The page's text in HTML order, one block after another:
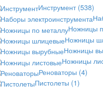
Инструмент (538)
Ножницы
Ножницы
Ножницы
Ножницы
Реноваторы (4)
Пистолеты (1)